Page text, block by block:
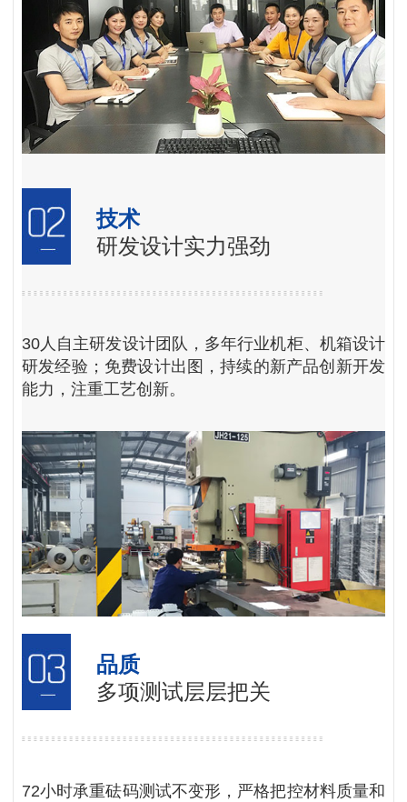
技术
研发设计实力强劲
30人自主研发设计团队，多年行业机柜、机箱设计
研发经验；免费设计出图，持续的新产品创新开发
能力，注重工艺创新。
品质
多项测试层层把关
72小时承重砝码测试不变形，严格把控材料质量和